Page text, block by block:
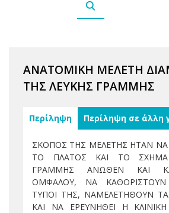
ΑΝΑΤΟΜΙΚΗ ΜΕΛΕΤΗ
ΤΗΣ ΛΕΥΚΗΣ ΓΡΑΜΜΗΣ
Περίληψη Περίληψη σε άλλη
ΣΚΟΠΟΣ ΤΗΣ ΜΕΛΕΤΗΣ ΗΤΑΝ ΝΑ
ΤΟ ΠΛΑΤΟΣ ΚΑΙ ΤΟ
ΓΡΑΜΜΗΣ ΑΝΩΘΕΝ ΚΑΙ
ΟΜΦΑΛΟΥ, ΝΑ ΚΑΘΟΡΙΣΤΟΥΝ
ΤΥΠΟΙ ΤΗΣ, ΝΑΜΕΛΕΤΗΘΟΥΝ
ΚΑΙ ΝΑ ΕΡΕΥΝΗΘΕΙ Η